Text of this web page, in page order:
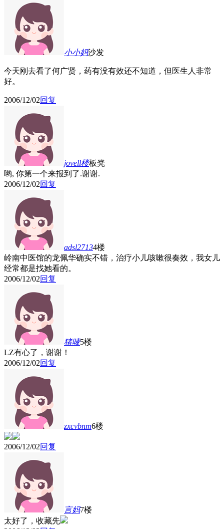
小小妈沙发
今天刚去看了何广贤，药有没有效还不知道，但医生人非常
好。
2006/12/02回复
jovell楼板凳
哟, 你第一个来报到了.谢谢.
2006/12/02回复
adsl27134楼
岭南中医馆的龙佩华确实不错，治疗小儿咳嗽很奏效，我女儿
经常都是找她看的。
2006/12/02回复
猪唛5楼
LZ有心了，谢谢！
2006/12/02回复
zxcvbnm6楼
2006/12/02回复
言妈7楼
太好了，收藏先